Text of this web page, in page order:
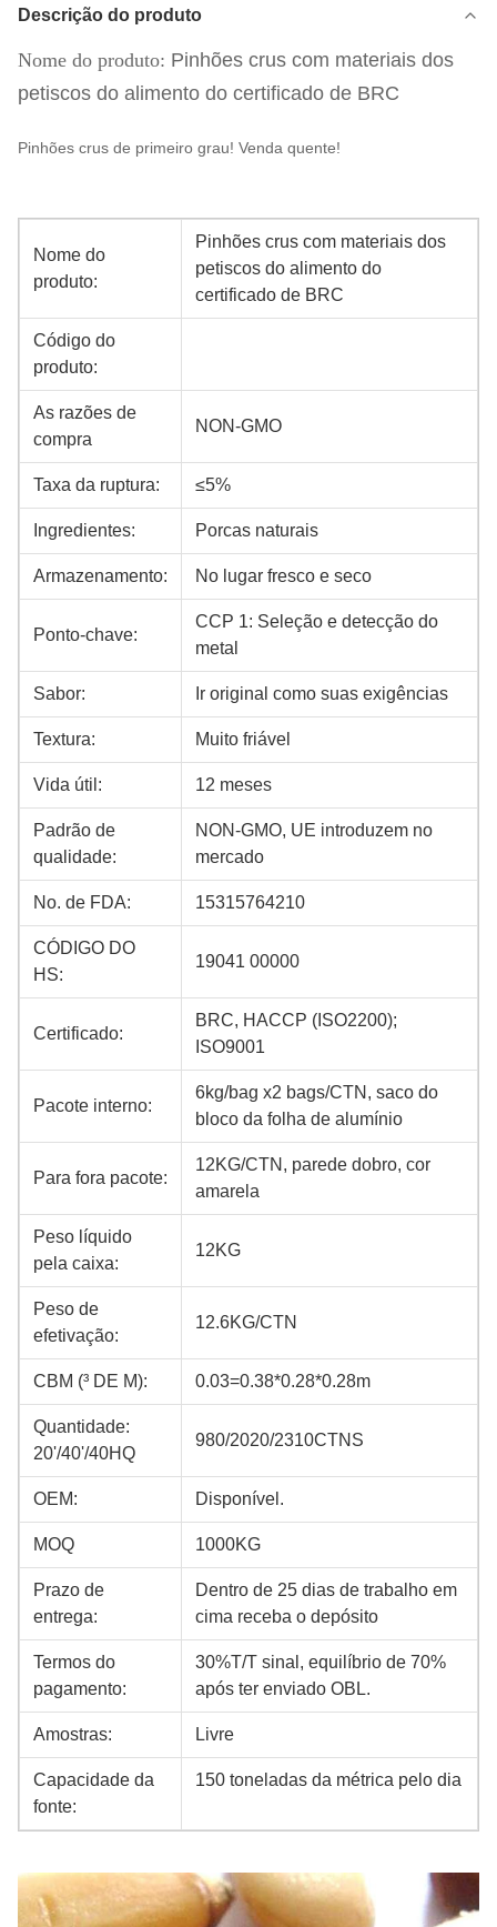
Descrição do produto
Nome do produto: Pinhões crus com materiais dos
petiscos do alimento do certificado de BRC
Pinhões crus de primeiro grau! Venda quente!
Nome do
produto:
Pinhões crus com materiais dos
petiscos do alimento do
certificado de BRC
Código do
produto:
As razões de
compra
NON-GMO
Taxa da ruptura: ≤5%
Ingredientes: Porcas naturais
Armazenamento: No lugar fresco e seco
Ponto-chave:
CCP 1: Seleção e detecção do
metal
Sabor: Ir original como suas exigências
Textura: Muito friável
Vida útil: 12 meses
Padrão de
qualidade:
NON-GMO, UE introduzem no
mercado
No. de FDA: 15315764210
CÓDIGO DO
HS:
19041 00000
Certificado:
BRC, HACCP (ISO2200);
ISO9001
Pacote interno:
6kg/bag x2 bags/CTN, saco do
bloco da folha de alumínio
Para fora pacote:
12KG/CTN, parede dobro, cor
amarela
Peso líquido
pela caixa:
12KG
Peso de
efetivação:
12.6KG/CTN
CBM (³ DE M): 0.03=0.38*0.28*0.28m
Quantidade:
20'/40'/40HQ
980/2020/2310CTNS
OEM: Disponível.
MOQ 1000KG
Prazo de
entrega:
Dentro de 25 dias de trabalho em
cima receba o depósito
Termos do
pagamento:
30%T/T sinal, equilíbrio de 70%
após ter enviado OBL.
Amostras: Livre
Capacidade da
fonte:
150 toneladas da métrica pelo dia